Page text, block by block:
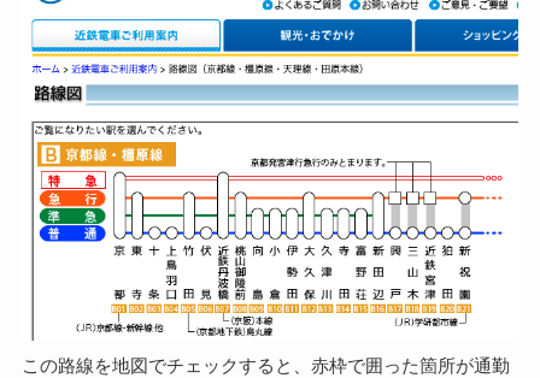
この路線を地図でチェックすると、赤枠で囲った箇所が通勤